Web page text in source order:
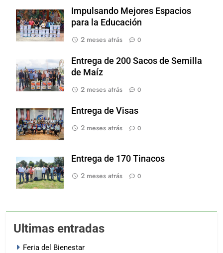
Impulsando Mejores Espacios
para la Educación
2 meses atrás
0
Entrega de 200 Sacos de Semilla
de Maíz
2 meses atrás
0
Entrega de Visas
2 meses atrás
0
Entrega de 170 Tinacos
2 meses atrás
0
Ultimas entradas
Feria del Bienestar